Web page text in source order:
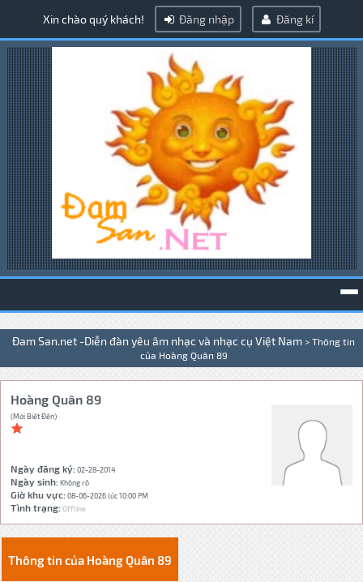
Xin chào quý khách! Đăng nhập Đăng kí
Đam San.net -Diễn đàn yêu âm nhạc và nhạc cụ Việt Nam > Thông tin
của Hoàng Quân 89
Hoàng Quân 89
(Mới Biết Đến)
Ngày đăng ký:02-28-2014
Ngày sinh: Không rõ
Giờ khu vực:08-06-2026 lúc 10:00 PM
Tình trạng:Offline
Thông tin của Hoàng Quân 89